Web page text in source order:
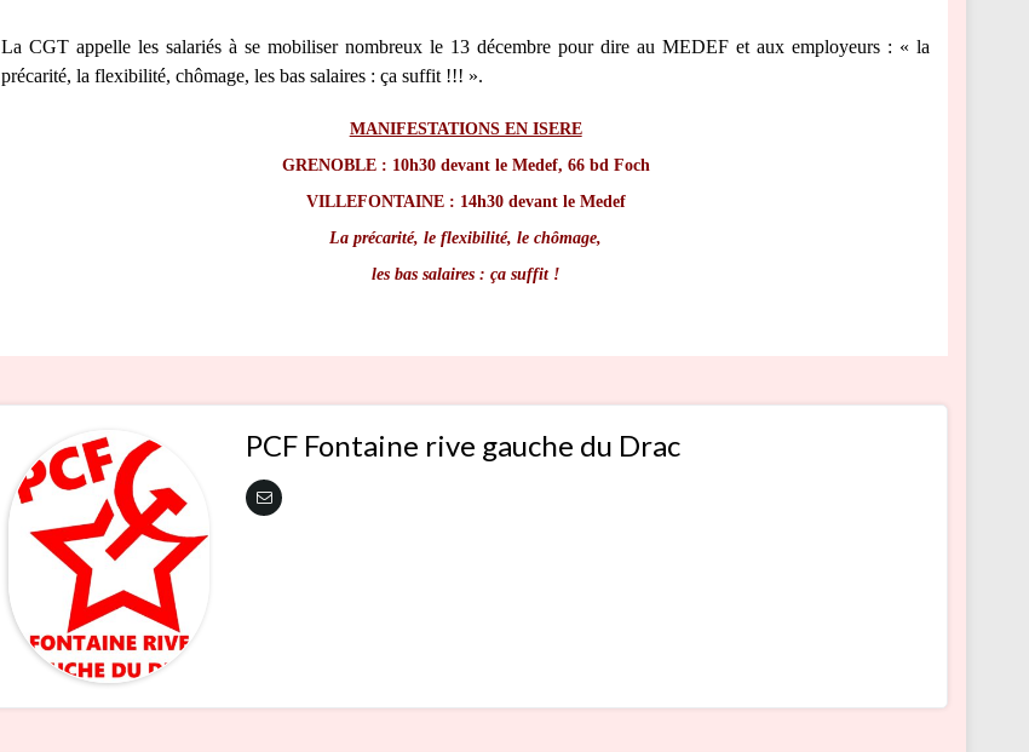
La CGT appelle les salariés à se mobiliser nombreux le 13 décembre pour dire au MEDEF et aux employeurs : « la
précarité, la flexibilité, chômage, les bas salaires : ça suffit !!! ».
MANIFESTATIONS EN ISERE
GRENOBLE : 10h30 devant le Medef, 66 bd Foch
VILLEFONTAINE : 14h30 devant le Medef
La précarité, le flexibilité, le chômage,
les bas salaires : ça suffit !
PCF Fontaine rive gauche du Drac